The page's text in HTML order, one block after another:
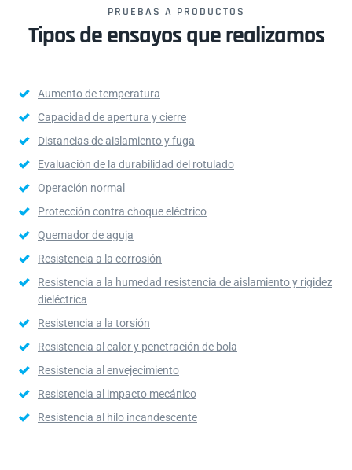
PRUEBAS A PRODUCTOS
Tipos de ensayos que realizamos
Aumento de temperatura
Capacidad de apertura y cierre
Distancias de aislamiento y fuga
Evaluación de la durabilidad del rotulado
Operación normal
Protección contra choque eléctrico
Quemador de aguja
Resistencia a la corrosión
Resistencia a la humedad resistencia de aislamiento y rigidez
dieléctrica
Resistencia a la torsión
Resistencia al calor y penetración de bola
Resistencia al envejecimiento
Resistencia al impacto mecánico
Resistencia al hilo incandescente